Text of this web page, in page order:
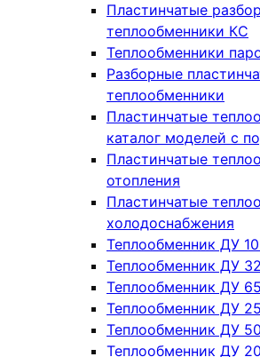
Пластинчатые
теплообменники КC
Теплообменники
Разборные
теплообменники
Пластинчатые
каталог моделей с
Пластинчатые
отопления
Пластинчатые
холодоснабжения
Теплообменник ДУ
Теплообменник ДУ 32
Теплообменник ДУ 65
Теплообменник ДУ 25
Теплообменник ДУ 50
Теплообменник ДУ 20